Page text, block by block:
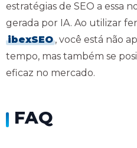
estratégias de SEO a essa
gerada por IA. Ao utilizar
ibexSEO , você está não
tempo, mas também se
eficaz no mercado.
FAQ